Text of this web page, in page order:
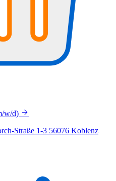
w/d)
Straße 1-3 56076 Koblenz